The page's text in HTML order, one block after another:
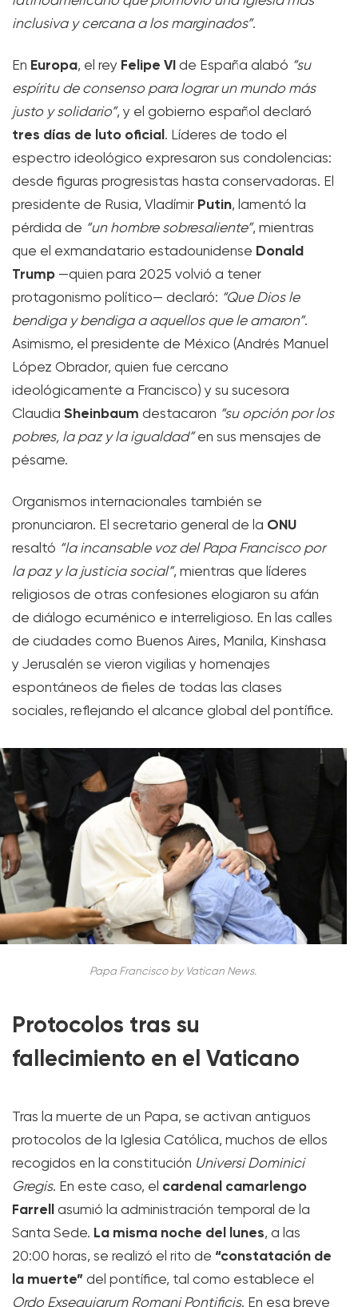
inclusiva y cercana a los marginados”.
En Europa, el rey Felipe VI de España alabó “su
espíritu de consenso para lograr un mundo más
justo y solidario”, y el gobierno español declaró
tres días de luto oficial. Líderes de todo el
espectro ideológico expresaron sus condolencias:
desde figuras progresistas hasta conservadoras. El
presidente de Rusia, Vladímir Putin, lamentó la
pérdida de “un hombre sobresaliente”, mientras
que el exmandatario estadounidense Donald
Trump —quien para 2025 volvió a tener
protagonismo político— declaró: “Que Dios le
bendiga y bendiga a aquellos que le amaron”.
Asimismo, el presidente de México (Andrés Manuel
López Obrador, quien fue cercano
ideológicamente a Francisco) y su sucesora
Claudia Sheinbaum destacaron “su opción por los
pobres, la paz y la igualdad”en sus mensajes de
pésame.
Organismos internacionales también se
pronunciaron. El secretario general de la ONU
resaltó “la incansable voz del Papa Francisco por
la paz y la justicia social”, mientras que líderes
religiosos de otras confesiones elogiaron su afán
de diálogo ecuménico e interreligioso. En las calles
de ciudades como Buenos Aires, Manila, Kinshasa
y Jerusalén se vieron vigilias y homenajes
espontáneos de fieles de todas las clases
sociales, reflejando el alcance global del pontífice.
Papa Francisco by Vatican News.
Protocolos tras su
fallecimiento en el Vaticano
Tras la muerte de un Papa, se activan antiguos
protocolos de la Iglesia Católica, muchos de ellos
recogidos en la constitución Universi Dominici
Gregis. En este caso, el cardenal camarlengo
Farrell asumió la administración temporal de la
Santa Sede. La misma noche del lunes, a las
20:00 horas, se realizó el rito de “constatación de
la muerte” del pontífice, tal como establece el
Ordo Exsequiarum Romani Pontificis. En esa breve